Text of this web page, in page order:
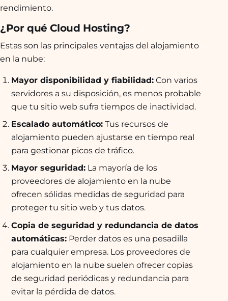
rendimiento.
¿Por qué Cloud Hosting?
Estas son las principales ventajas del alojamiento
en la nube:
Mayor disponibilidad y fiabilidad:Con varios
servidores a su disposición, es menos probable
que tu sitio web sufra tiempos de inactividad.
Escalado automático:Tus recursos de
alojamiento pueden ajustarse en tiempo real
para gestionar picos de tráfico.
Mayor seguridad:La mayoría de los
proveedores de alojamiento en la nube
ofrecen sólidas medidas de seguridad para
proteger tu sitio web y tus datos.
Copia de seguridad y redundancia de datos
automáticas:Perder datos es una pesadilla
para cualquier empresa. Los proveedores de
alojamiento en la nube suelen ofrecer copias
de seguridad periódicas y redundancia para
evitar la pérdida de datos.